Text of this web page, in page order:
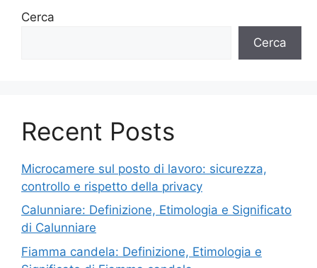
Cerca
Cerca
Recent Posts
Microcamere sul posto di lavoro: sicurezza,
controllo e rispetto della privacy
Calunniare: Definizione, Etimologia e Significato
di Calunniare
Fiamma candela: Definizione, Etimologia e